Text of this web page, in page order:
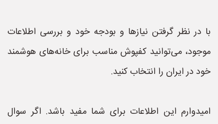
با در نظر گرفتن نیازها و بودجه خود و بررسی اطلاعات
موجود، می‌توانید کفپوش مناسب برای خانه‌های هوشمند
خود در ایران را انتخاب کنید.
امیدوارم این اطلاعات برای شما مفید باشد. اگر سوال